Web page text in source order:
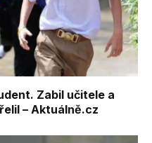
Zabil učitele a
– Aktuálně.cz